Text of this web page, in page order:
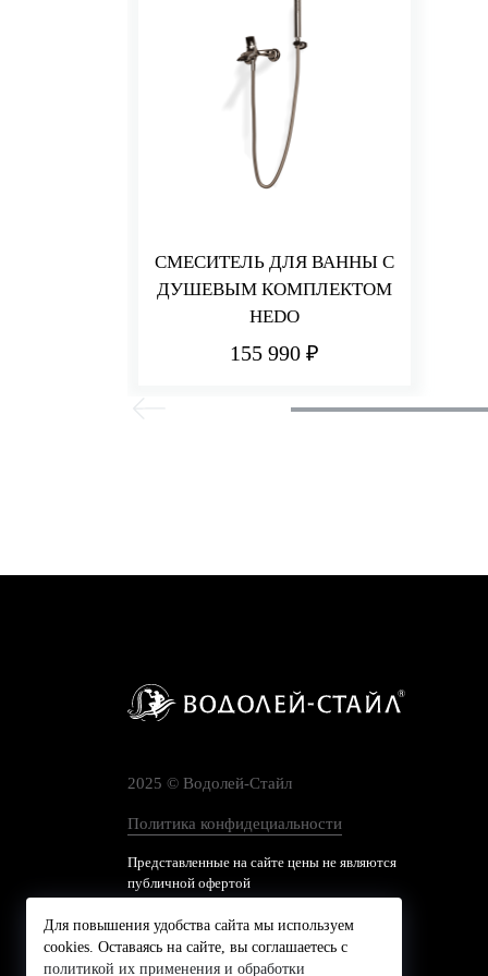
СМЕСИТЕЛЬ ДЛЯ ВАННЫ С
ДУШЕВЫМ КОМПЛЕКТОМ
HEDO
155 990 ₽
2025 © Водолей-Cтайл
Политика конфидециальности
Представленные на сайте цены не являются
публичной офертой
Для повышения удобства сайта мы используем
cookies. Оставаясь на сайте, вы соглашаетесь с
политикой их применения и обработки